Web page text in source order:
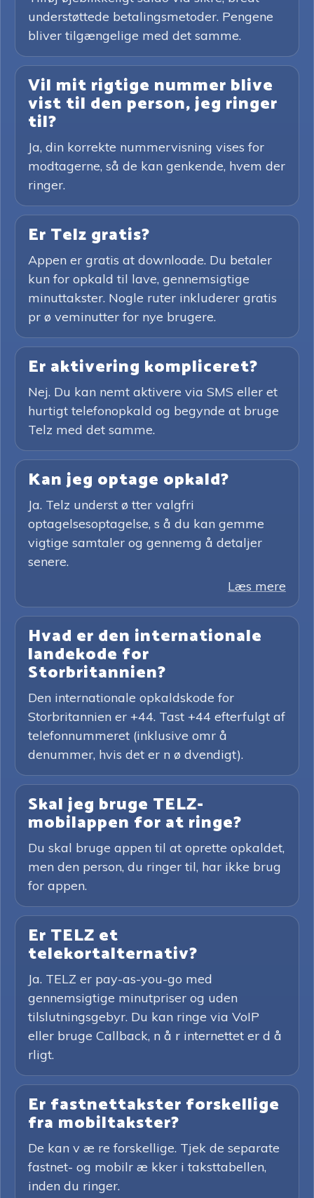
understøttede betalingsmetoder. Pengene
bliver tilgængelige med det samme.
Vil mit rigtige nummer blive
vist til den person, jeg ringer
til?
Ja, din korrekte nummervisning vises for
modtagerne, så de kan genkende, hvem der
ringer.
Er Telz gratis?
Appen er gratis at downloade. Du betaler
kun for opkald til lave, gennemsigtige
minuttakster. Nogle ruter inkluderer gratis
pr ø veminutter for nye brugere.
Er aktivering kompliceret?
Nej. Du kan nemt aktivere via SMS eller et
hurtigt telefonopkald og begynde at bruge
Telz med det samme.
Kan jeg optage opkald?
Ja. Telz underst ø tter valgfri
optagelsesoptagelse, s å du kan gemme
vigtige samtaler og gennemg å detaljer
senere.
Læs mere
Hvad er den internationale
landekode for
Storbritannien?
Den internationale opkaldskode for
Storbritannien er +44. Tast +44 efterfulgt af
telefonnummeret (inklusive omr å
denummer, hvis det er n ø dvendigt).
Skal jeg bruge TELZ-
mobilappen for at ringe?
Du skal bruge appen til at oprette opkaldet,
men den person, du ringer til, har ikke brug
for appen.
Er TELZ et
telekortalternativ?
Ja. TELZ er pay-as-you-go med
gennemsigtige minutpriser og uden
tilslutningsgebyr. Du kan ringe via VoIP
eller bruge Callback, n å r internettet er d å
rligt.
Er fastnettakster forskellige
fra mobiltakster?
De kan v æ re forskellige. Tjek de separate
fastnet- og mobilr æ kker i taksttabellen,
inden du ringer.